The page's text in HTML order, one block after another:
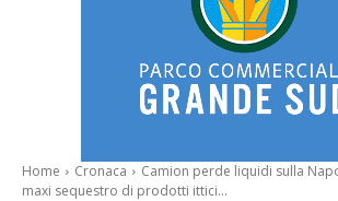
Home Cronaca
Camion perde liquidi sulla
maxi sequestro di prodotti ittici...